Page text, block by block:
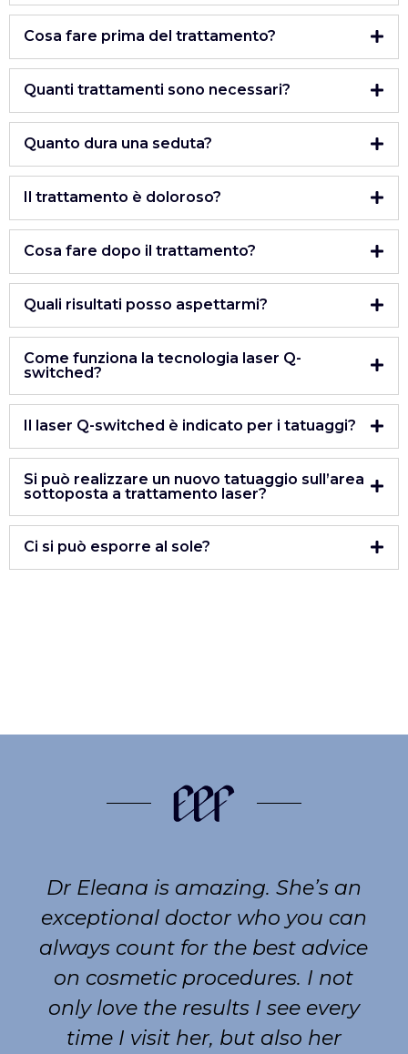
Cosa fare prima del trattamento?
Quanti trattamenti sono necessari?
Quanto dura una seduta?
Il trattamento è doloroso?
Cosa fare dopo il trattamento?
Quali risultati posso aspettarmi?
Come funziona la tecnologia laser Q-
switched?
Il laser Q-switched è indicato per i tatuaggi?
Si può realizzare un nuovo tatuaggio sull’area
sottoposta a trattamento laser?
Ci si può esporre al sole?
Dr Eleana is amazing. She’s an
exceptional doctor who you can
always count for the best advice
on cosmetic procedures. I not
only love the results I see every
time I visit her, but also her